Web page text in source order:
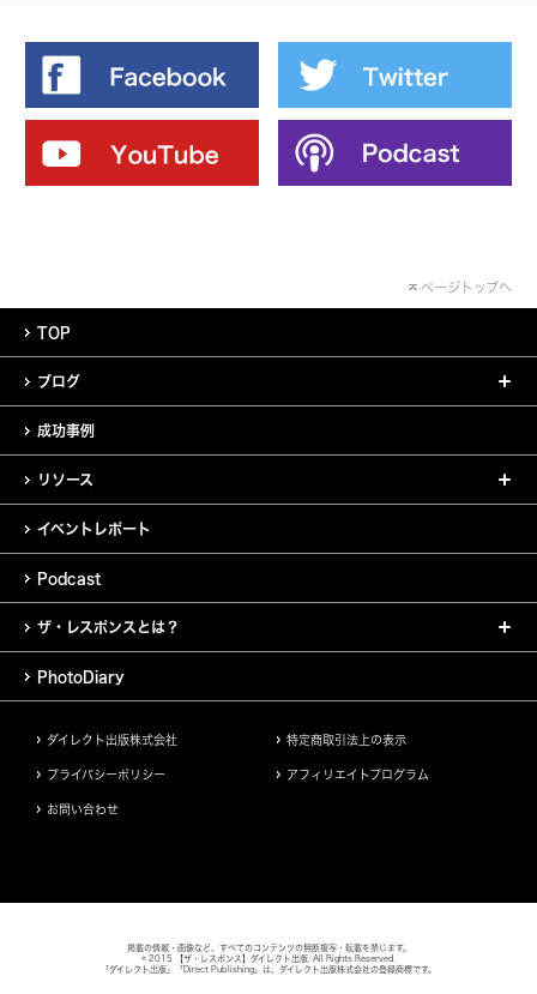
ページトップへ
TOP
ブログ
成功事例
リソース
イベントレポート
Podcast
ザ・レスポンスとは？
PhotoDiary
ダイレクト出版株式会社 特定商取引法上の表示
プライバシーポリシー アフィリエイトプログラム
お問い合わせ
掲載の情報・画像など、すべてのコンテンツの無断複写・転載を禁じます。
© 2015 【ザ・レスポンス】ダイレクト出版. All Rights Reserved.
「ダイレクト出版」「Direct Publishing」は、ダイレクト出版株式会社の登録商標です。